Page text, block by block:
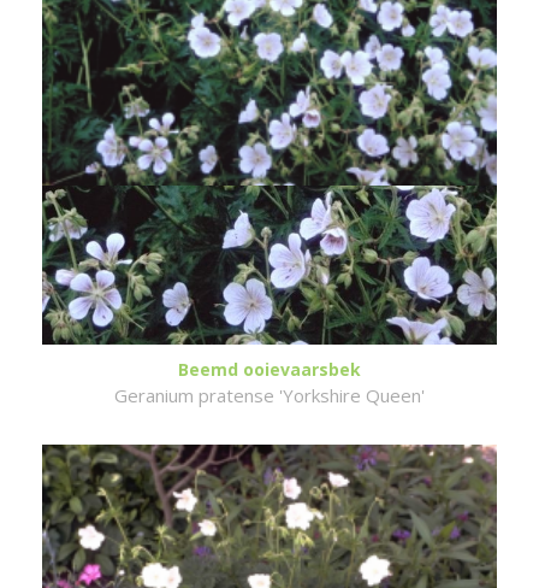
Beemd ooievaarsbek
Geranium pratense 'Yorkshire Queen'